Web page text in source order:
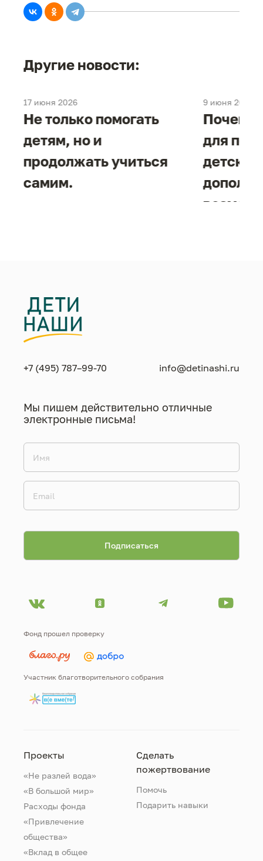
Другие новости:
17 июня 2026
Не только помогать
детям, но и
продолжать учиться
самим.
9 июня 2026
Почему
для
+7 (495) 787–99-70 info@detinashi.ru
Мы пишем действительно отличные
электронные письма!
Фонд прошел проверку
Участник благотворительного собрания
Проекты
«Не разлей вода»
«В большой мир»
Расходы фонда
«Привлечение
общества»
«Вклад в общее
Сделать
пожертвование
Помочь
Подарить навыки